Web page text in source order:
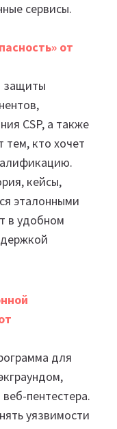
сервисы.
от
защиты
CSP, а также
кто хочет
кейсы,
эталонными
в удобном
для
пентестера.
уязвимости